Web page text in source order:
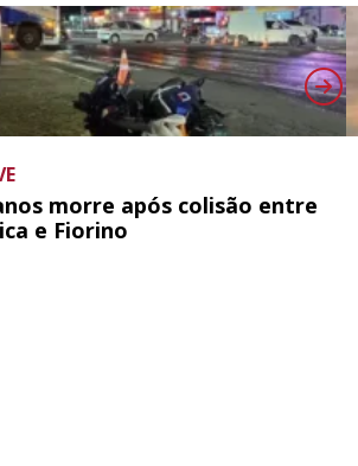
morre após colisão entre
e Fiorino